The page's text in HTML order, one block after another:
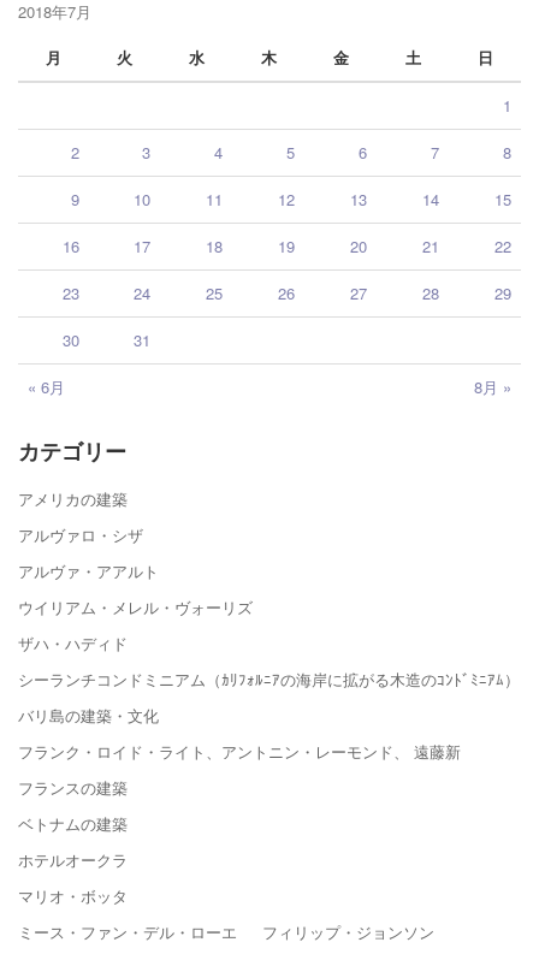
2018年7月
月
火 水 木 金 土 日
« 6月 8月 »
1
2 3 4 5 6 7 8
9 10 11 12 13 14 15
16 17 18 19 20 21 22
23 24 25 26 27 28 29
30 31
カテゴリー
アメリカの建築
アルヴァロ・シザ
アルヴァ・アアルト
ウイリアム・メレル・ヴォーリズ
ザハ・ハディド
シーランチコンドミニアム（ｶﾘﾌｫﾙﾆｱの海岸に拡がる木造のｺﾝﾄﾞﾐﾆｱﾑ）
バリ島の建築・文化
フランク・ロイド・ライト、アントニン・レーモンド、 遠藤新
フランスの建築
ベトナムの建築
ホテルオークラ
マリオ・ボッタ
ミース・ファン・デル・ローエ フィリップ・ジョンソン